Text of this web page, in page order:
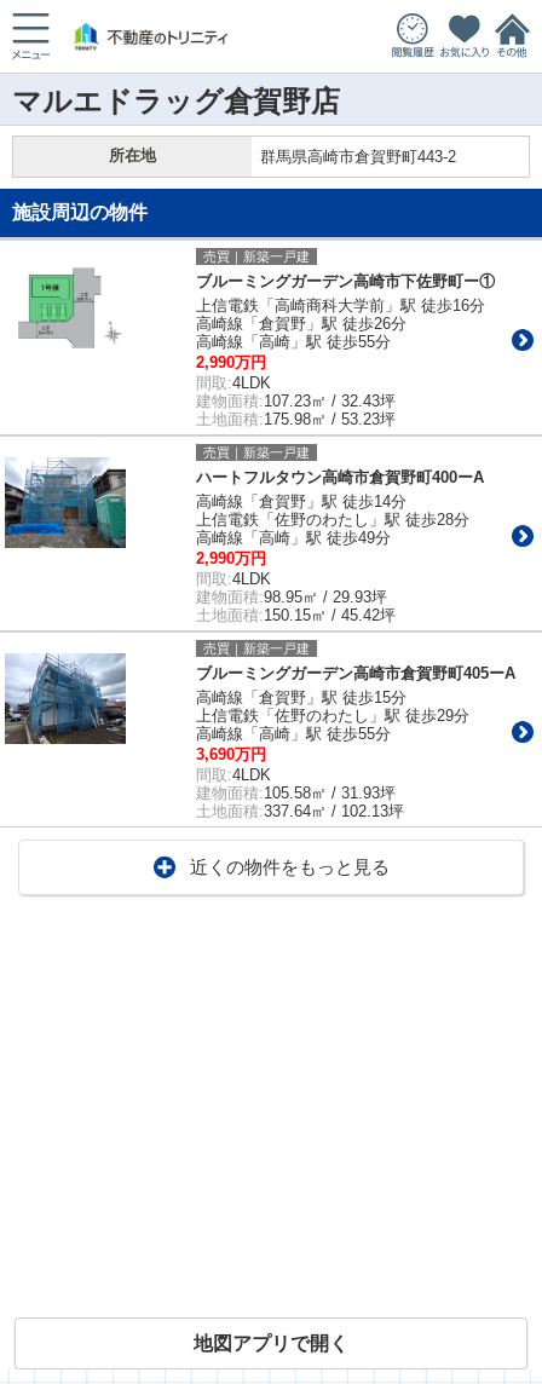
マルエドラッグ倉賀野店
所在地 群馬県高崎市倉賀野町443-2
施設周辺の物件
売買｜新築一戸建
ブルーミングガーデン高崎市下佐野町ー①
上信電鉄「高崎商科大学前」駅 徒歩16分
高崎線「倉賀野」駅 徒歩26分
高崎線「高崎」駅 徒歩55分
2,990万円
間取:4LDK
建物面積:107.23㎡ / 32.43坪
土地面積:175.98㎡ / 53.23坪
売買｜新築一戸建
ハートフルタウン高崎市倉賀野町400ーA
高崎線「倉賀野」駅 徒歩14分
上信電鉄「佐野のわたし」駅 徒歩28分
高崎線「高崎」駅 徒歩49分
2,990万円
間取:4LDK
建物面積:98.95㎡ / 29.93坪
土地面積:150.15㎡ / 45.42坪
売買｜新築一戸建
ブルーミングガーデン高崎市倉賀野町405ーA
高崎線「倉賀野」駅 徒歩15分
上信電鉄「佐野のわたし」駅 徒歩29分
高崎線「高崎」駅 徒歩55分
3,690万円
間取:4LDK
建物面積:105.58㎡ / 31.93坪
土地面積:337.64㎡ / 102.13坪
近くの物件をもっと見る
地図アプリで開く